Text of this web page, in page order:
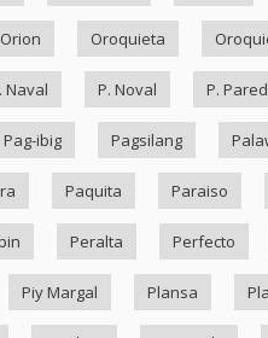
Orion Oroquieta
Naval P. Noval P.
Pag-ibig Pagsilang
Paquita Paraiso
Peralta Perfecto
Piy Margal Plansa